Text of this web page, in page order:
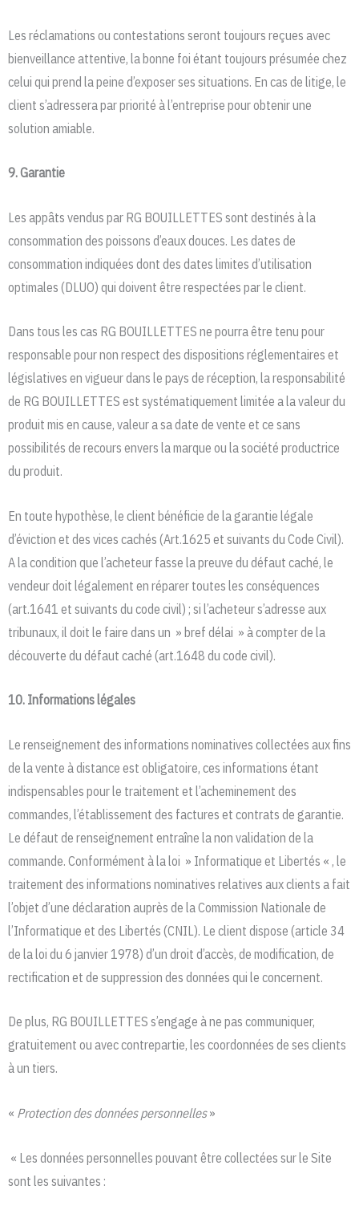
Les réclamations ou contestations seront toujours reçues avec
bienveillance attentive, la bonne foi étant toujours présumée chez
celui qui prend la peine d’exposer ses situations. En cas de litige, le
client s’adressera par priorité à l’entreprise pour obtenir une
solution amiable.
9. Garantie
Les appâts vendus par RG BOUILLETTES sont destinés à la
consommation des poissons d’eaux douces. Les dates de
consommation indiquées dont des dates limites d’utilisation
optimales (DLUO) qui doivent être respectées par le client.
Dans tous les cas RG BOUILLETTES ne pourra être tenu pour
responsable pour non respect des dispositions réglementaires et
législatives en vigueur dans le pays de réception, la responsabilité
de RG BOUILLETTES est systématiquement limitée a la valeur du
produit mis en cause, valeur a sa date de vente et ce sans
possibilités de recours envers la marque ou la société productrice
du produit.
En toute hypothèse, le client bénéficie de la garantie légale
d’éviction et des vices cachés (Art.1625 et suivants du Code Civil).
A la condition que l’acheteur fasse la preuve du défaut caché, le
vendeur doit légalement en réparer toutes les conséquences
(art.1641 et suivants du code civil) ; si l’acheteur s’adresse aux
tribunaux, il doit le faire dans un » bref délai » à compter de la
découverte du défaut caché (art.1648 du code civil).
10. Informations légales
Le renseignement des informations nominatives collectées aux fins
de la vente à distance est obligatoire, ces informations étant
indispensables pour le traitement et l’acheminement des
commandes, l’établissement des factures et contrats de garantie.
Le défaut de renseignement entraîne la non validation de la
commande. Conformément à la loi » Informatique et Libertés « , le
traitement des informations nominatives relatives aux clients a fait
l’objet d’une déclaration auprès de la Commission Nationale de
l’Informatique et des Libertés (CNIL). Le client dispose (article 34
de la loi du 6 janvier 1978) d’un droit d’accès, de modification, de
rectification et de suppression des données qui le concernent.
De plus, RG BOUILLETTES s’engage à ne pas communiquer,
gratuitement ou avec contrepartie, les coordonnées de ses clients
à un tiers.
« Protection des données personnelles»
« Les données personnelles pouvant être collectées sur le Site
sont les suivantes :